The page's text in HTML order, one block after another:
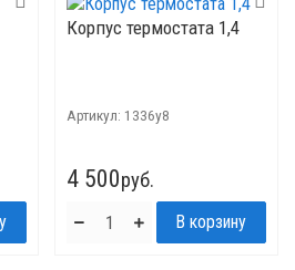
Корпус термостата 1,4
Артикул: 1336y8
4 500руб.